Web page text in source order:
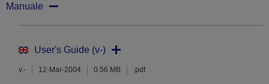
Manuale
User's Guide (v-)
v.- 12-Mar-2004 0.56 MB .pdf